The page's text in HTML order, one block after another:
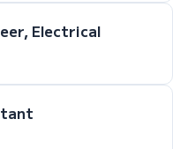
Electrical